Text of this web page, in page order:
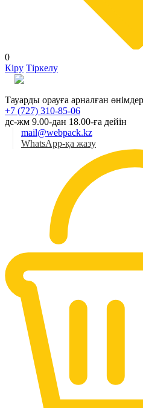
0
Кіру Тіркелу
Тауарды орауға арналған
+7 (727) 310-85-06
дс-жм 9.00-дан 18.00-ға дейін
mail@webpack.kz
WhatsApp-қа жазу